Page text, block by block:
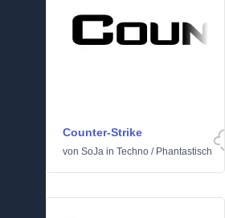
Counter-Strike
von SoJa in Techno / Phantastisch